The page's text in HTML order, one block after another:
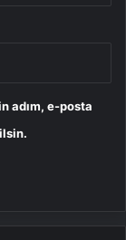
adım, e-posta